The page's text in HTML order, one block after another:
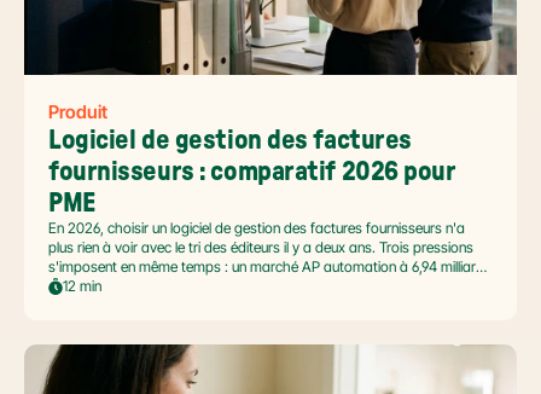
Produit
Logiciel de gestion des factures
fournisseurs : comparatif 2026 pour
PME
En 2026, choisir un logiciel de gestion des factures fournisseurs n'a
plus rien à voir avec le tri des éditeurs il y a deux ans. Trois pressions
s'imposent en même temps : un marché AP automation à 6,94 milliards
USD en pleine accélération, une réforme facture électronique 2026 qui
de traitement, selon Forrester 2026). Ce comparatif passe en revue 8
outils pertinents pour les PME françaises et le positionnement de Libeo
dans ce paysage en mouvement.
12 min